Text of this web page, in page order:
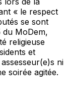
« le respect
se sont
du MoDem,
religieuse
et
ni
soirée agitée.